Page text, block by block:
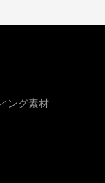
ング素材